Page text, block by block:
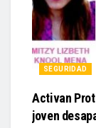
SEGURIDAD
Activan
joven